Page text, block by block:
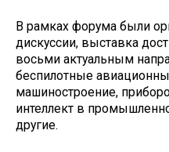
В рамках форума были
дискуссии, выставка
восьми актуальным
беспилотные
машиностроение,
интеллект в
другие.